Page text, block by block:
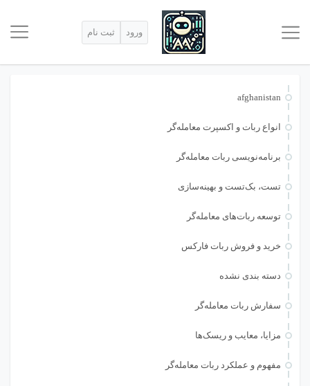
ورود ثبت نام
afghanistan
انواع ربات و اکسپرت معامله‌گر
برنامه‌نویسی ربات معامله‌گر
تست، بک‌تست و بهینه‌سازی
توسعه ربات‌های معامله‌گر
خرید و فروش ربات فارکس
دسته بندی نشده
سفارش ربات معامله‌گر
مزایا، معایب و ریسک‌ها
مفهوم و عملکرد ربات معامله‌گر